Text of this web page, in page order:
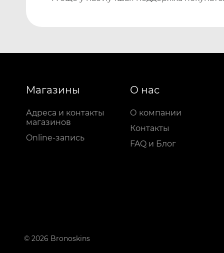
Магазины
Адреса и контакты
магазинов
Online-запись
О нас
О компании
Контакты
FAQ и Блог
© 2026 Bronoskins